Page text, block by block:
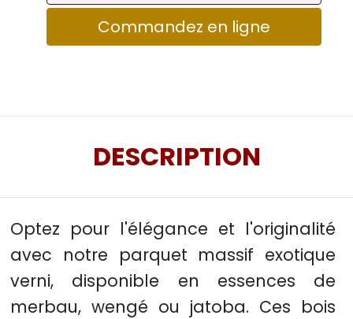
Commandez en ligne
DESCRIPTION
Optez pour l'élégance et l'originalité
avec notre parquet massif exotique
verni, disponible en essences de
merbau, wengé ou jatoba. Ces bois